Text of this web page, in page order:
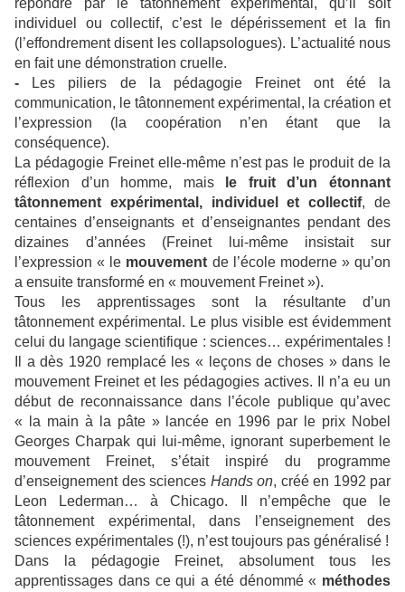
répondre par le tâtonnement expérimental, qu’il soit
individuel ou collectif, c’est le dépérissement et la fin
(l’effondrement disent les collapsologues). L’actualité nous
en fait une démonstration cruelle.
- Les piliers de la pédagogie Freinet ont été la
communication, le tâtonnement expérimental, la création et
l’expression (la coopération n’en étant que la
conséquence).
La pédagogie Freinet elle-même n’est pas le produit de la
réflexion d’un homme, mais
le fruit d’un étonnant
tâtonnement expérimental, individuel et collectif, de
centaines d’enseignants et d’enseignantes pendant des
dizaines d’années (Freinet lui-même insistait sur
l’expression « le mouvement de l’école moderne » qu’on
a ensuite transformé en « mouvement Freinet »).
Tous les apprentissages sont la résultante d’un
tâtonnement expérimental. Le plus visible est évidemment
celui du langage scientifique : sciences… expérimentales !
Il a dès 1920 remplacé les « leçons de choses » dans le
mouvement Freinet et les pédagogies actives. Il n’a eu un
début de reconnaissance dans l’école publique qu’avec
« la main à la pâte » lancée en 1996 par le prix Nobel
Georges Charpak qui lui-même, ignorant superbement le
mouvement Freinet, s’était inspiré du programme
d’enseignement des sciences Hands on, créé en 1992 par
Leon Lederman… à Chicago. Il n’empêche que le
tâtonnement expérimental, dans l’enseignement des
sciences expérimentales (!), n’est toujours pas généralisé !
Dans la pédagogie Freinet, absolument tous les
apprentissages dans ce qui a été dénommé « méthodes